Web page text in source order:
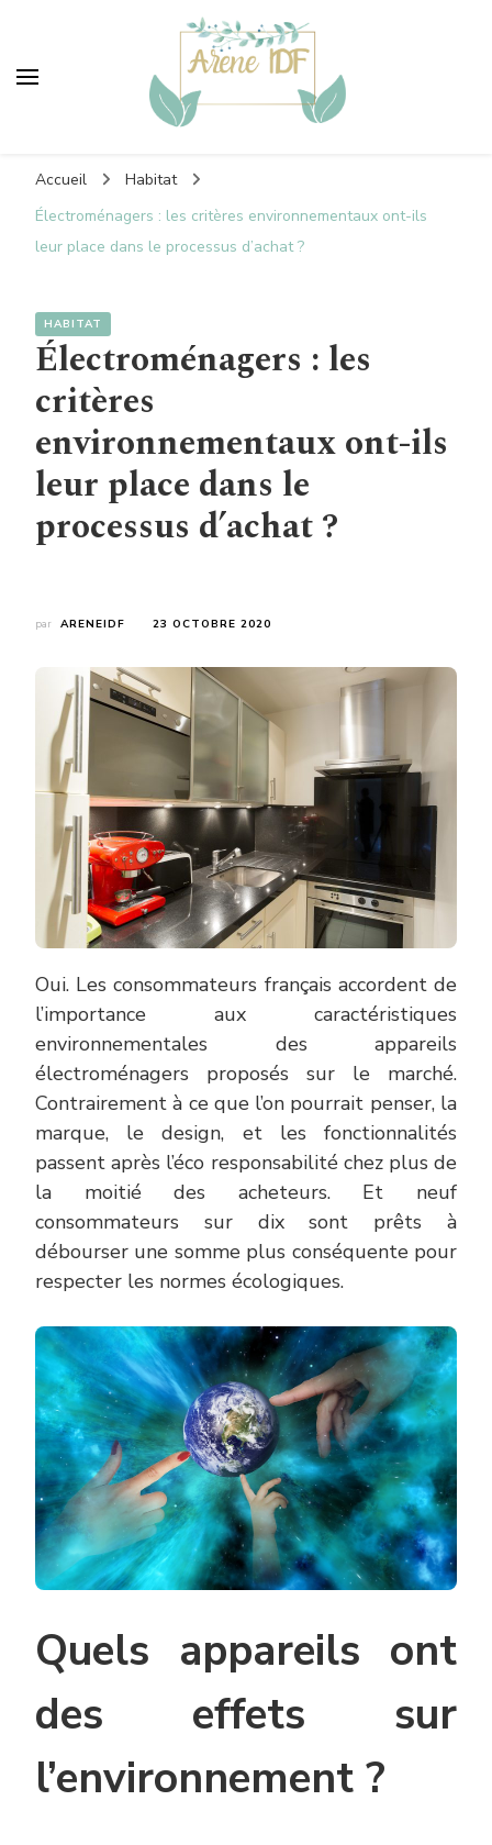
Accueil
Habitat
Électroménagers : les critères environnementaux ont-ils
leur place dans le processus d’achat ?
HABITAT
Électroménagers : les
critères
environnementaux ont-ils
leur place dans le
processus d’achat ?
par ARENEIDF 23 OCTOBRE 2020
Oui. Les consommateurs français accordent de
l’importance aux caractéristiques
environnementales des appareils
électroménagers proposés sur le marché.
Contrairement à ce que l’on pourrait penser, la
marque, le design, et les fonctionnalités
passent après l’éco responsabilité chez plus de
la moitié des acheteurs. Et neuf
consommateurs sur dix sont prêts à
débourser une somme plus conséquente pour
respecter les normes écologiques.
Quels appareils ont
des effets sur
l’environnement ?